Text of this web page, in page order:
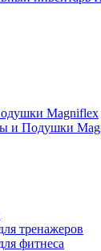
Magniflex
и Подушки
тренажеров
фитнеса